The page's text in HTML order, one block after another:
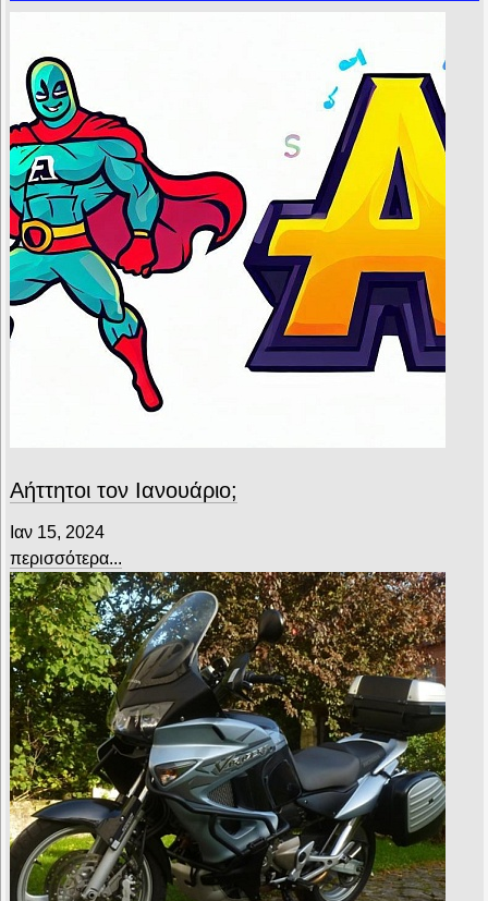
Αήττητοι τον Ιανουάριο;
Ιαν 15, 2024
περισσότερα...